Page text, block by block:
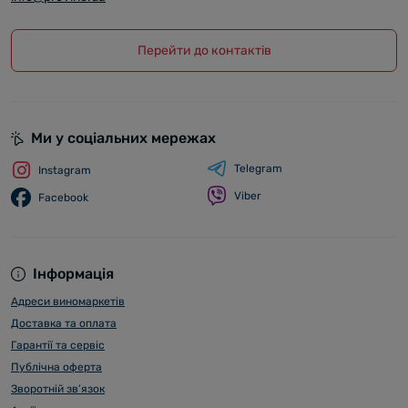
Cartavio Rum Company экспортирует свою продукцию в
Перейти до контактів
Інформація
Адреси виномаркетів
Доставка та оплата
Гарантії та сервіс
Публічна оферта
Зворотній зв’язок
Ми у соціальних мережах
Instagram
Facebook
Telegram
Viber